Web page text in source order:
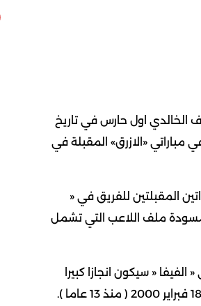
الخالدي اول حارس في تاريخ
في مباراتي «الازرق» المقبلة في
المقبلتين للفريق في «
مسودة ملف اللاعب التي تشمل
عاما الى النادي المئوي في « الفيفا « سيكون انجازا كبيرا